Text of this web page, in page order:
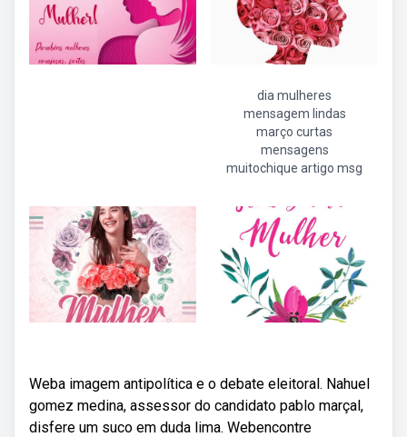
dia mulheres
mensagem lindas
março curtas
mensagens
muitochique artigo msg
Weba imagem antipolítica e o debate eleitoral. Nahuel
gomez medina, assessor do candidato pablo marçal,
disfere um suco em duda lima. Webencontre